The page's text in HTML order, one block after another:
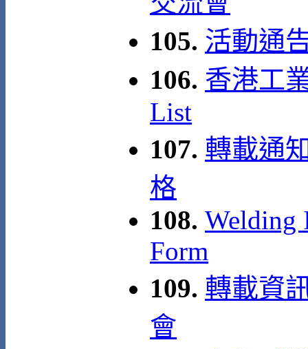
105. 活動通
106. 香港工
List
107. 轉載通
格
108. Welding
Form
109. 轉載資
會